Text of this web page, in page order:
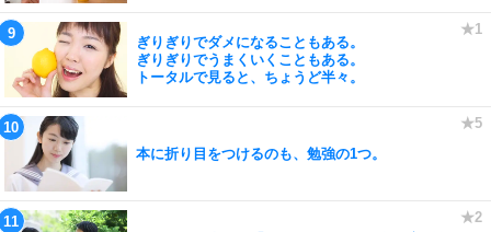
ぎりぎりでダメになることもある。
ぎりぎりでうまくいくこともある。
トータルで見ると、ちょうど半々。
本に折り目をつけるのも、勉強の1つ。